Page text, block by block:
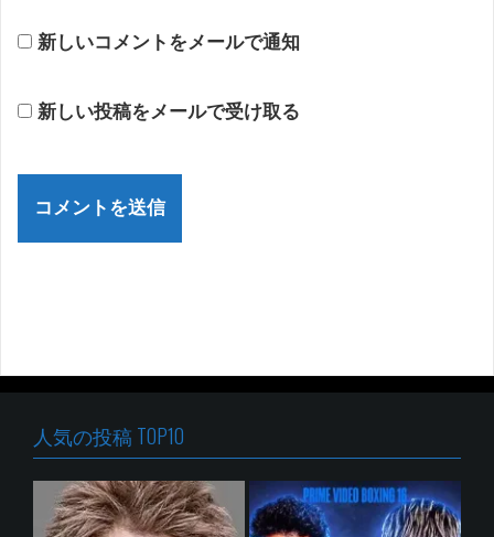
新しいコメントをメールで通知
新しい投稿をメールで受け取る
人気の投稿 TOP10